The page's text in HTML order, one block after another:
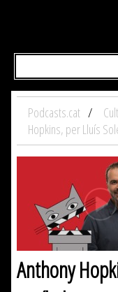
Podcasts.cat
Hopkins, per Lluís
Anthony